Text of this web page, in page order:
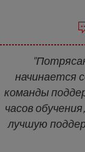
начинается
команды
часов
лучшую